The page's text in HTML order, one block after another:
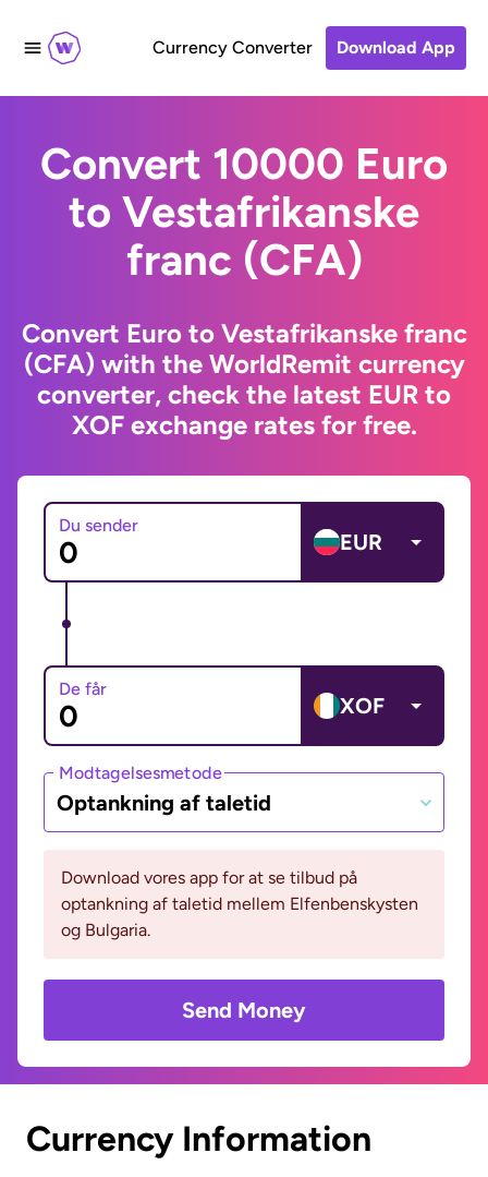
Currency Converter Download App
Convert 10000 Euro
to Vestafrikanske
franc (CFA)
Convert Euro to Vestafrikanske franc
(CFA) with the WorldRemit currency
converter, check the latest EUR to
XOF exchange rates for free.
Du sender
EUR
De får
XOF
Modtagelsesmetode
Optankning af taletid
Download vores app for at se tilbud på
optankning af taletid mellem Elfenbenskysten
og Bulgaria.
Send Money
Currency Information